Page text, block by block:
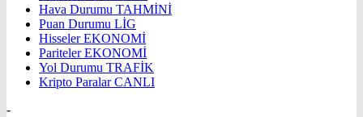
Hava Durumu TAHMİNİ
Puan Durumu LİG
HisselerEKONOMİ
ParitelerEKONOMİ
Yol Durumu TRAFİK
Kripto ParalarCANLI
-